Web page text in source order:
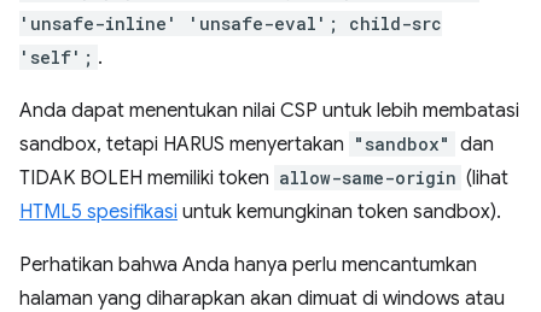
'unsafe-inline' 'unsafe-eval'; child-src
'self'; .
Anda dapat menentukan nilai CSP untuk lebih membatasi
sandbox, tetapi HARUS menyertakan "sandbox" dan
TIDAK BOLEH memiliki token allow-same-origin (lihat
HTML5 spesifikasi untuk kemungkinan token sandbox).
Perhatikan bahwa Anda hanya perlu mencantumkan
halaman yang diharapkan akan dimuat di windows atau